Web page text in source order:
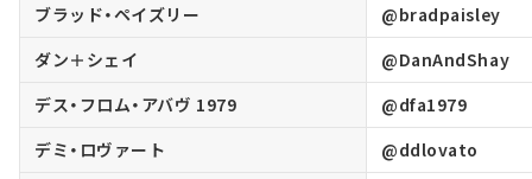
ブラッド・ペイズリー
@bradpaisley
ダン＋シェイ
@DanAndShay
デス・フロム・アバヴ 1979
@dfa1979
デミ・ロヴァート
@ddlovato